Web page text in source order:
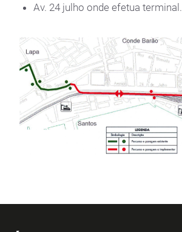
Av. 24 julho onde efetua terminal.